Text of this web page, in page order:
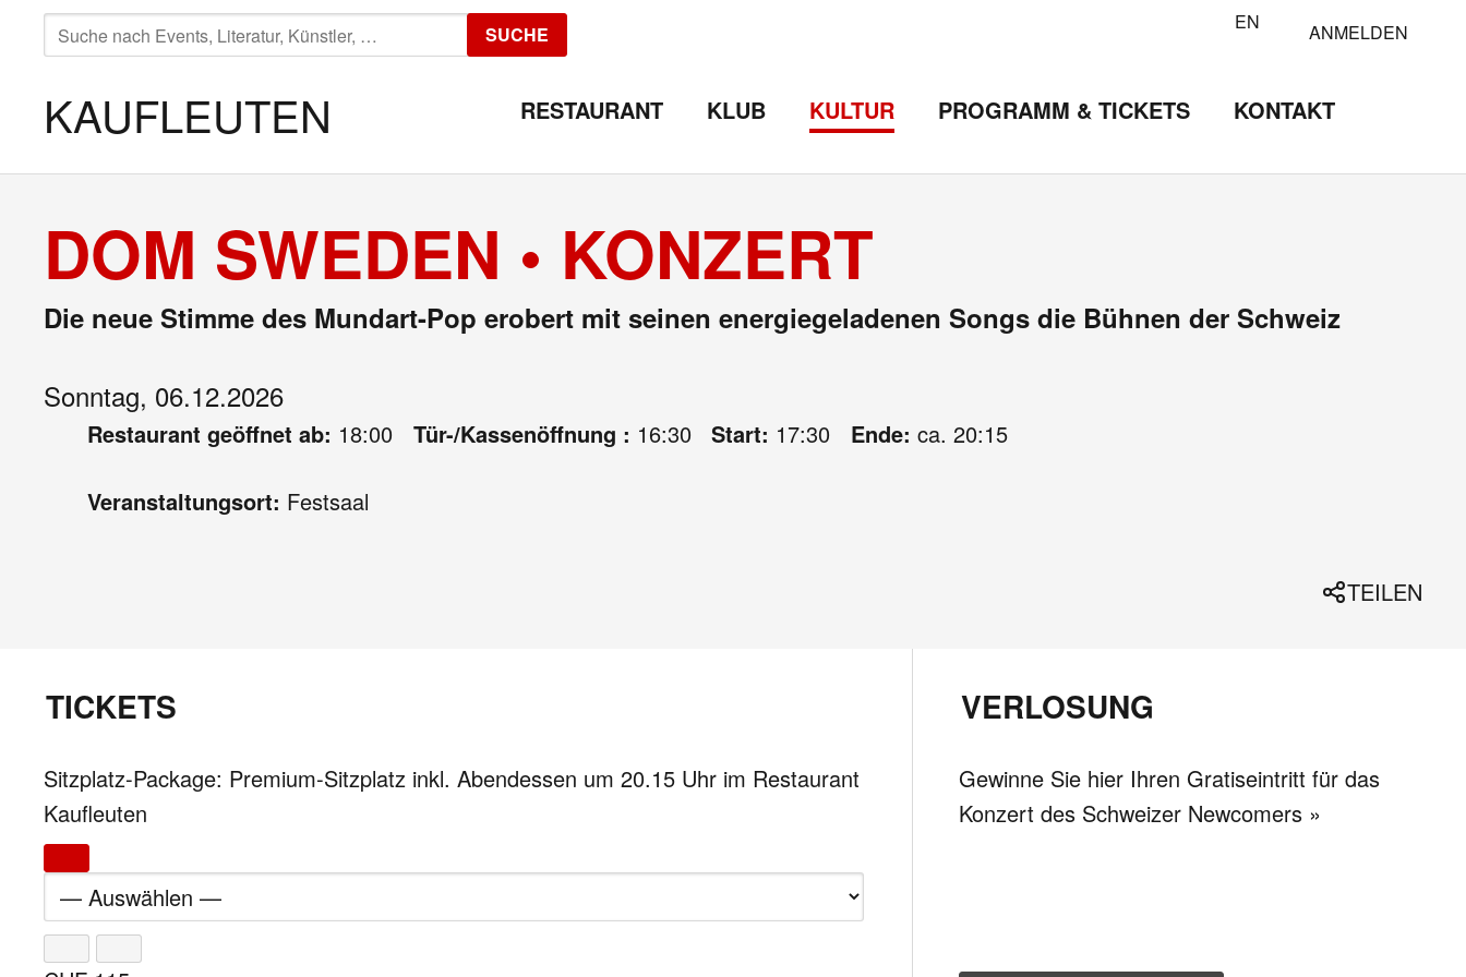
SUCHE
NACH:
SUCHE EN ANMELDEN
KAUFLEUTEN RESTAURANT KLUB KULTUR PROGRAMM & TICKETS KONTAKT
DOM SWEDEN • KONZERT
Die neue Stimme des Mundart-Pop erobert mit seinen energiegeladenen Songs die Bühnen der Schweiz
Sonntag, 06.12.2026
Restaurant geöffnet ab: 18:00 Tür-/Kassenöffnung : 16:30 Start: 17:30 Ende: ca. 20:15
Veranstaltungsort: Festsaal
TEILEN
TICKETS
Sitzplatz-Package: Premium-Sitzplatz inkl. Abendessen um 20.15 Uhr im Restaurant
Kaufleuten
VERLOSUNG
Gewinne Sie hier Ihren Gratiseintritt für das
Konzert des Schweizer Newcomers »